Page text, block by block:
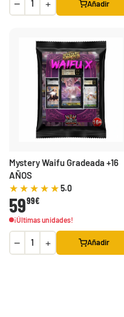
− + Añadir
Mystery Waifu Gradeada +16
AÑOS
5.0
5999€
¡Últimas unidades!
− + Añadir